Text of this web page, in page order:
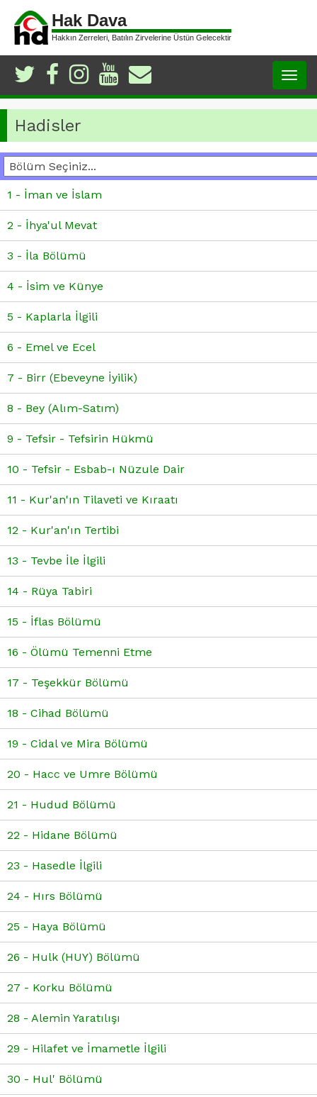
Hak Dava
Hakkın Zerreleri, Batılın Zirvelerine Üstün Gelecektir
Hadisler
1 - İman ve İslam
2 - İhya'ul Mevat
3 - İla Bölümü
4 - İsim ve Künye
5 - Kaplarla İlgili
6 - Emel ve Ecel
7 - Birr (Ebeveyne İyilik)
8 - Bey (Alım-Satım)
9 - Tefsir - Tefsirin Hükmü
10 - Tefsir - Esbab-ı Nüzule Dair
11 - Kur'an'ın Tilaveti ve Kıraatı
12 - Kur'an'ın Tertibi
13 - Tevbe İle İlgili
14 - Rüya Tabiri
15 - İflas Bölümü
16 - Ölümü Temenni Etme
17 - Teşekkür Bölümü
18 - Cihad Bölümü
19 - Cidal ve Mira Bölümü
20 - Hacc ve Umre Bölümü
21 - Hudud Bölümü
22 - Hidane Bölümü
23 - Hasedle İlgili
24 - Hırs Bölümü
25 - Haya Bölümü
26 - Hulk (HUY) Bölümü
27 - Korku Bölümü
28 - Alemin Yaratılışı
29 - Hilafet ve İmametle İlgili
30 - Hul' Bölümü